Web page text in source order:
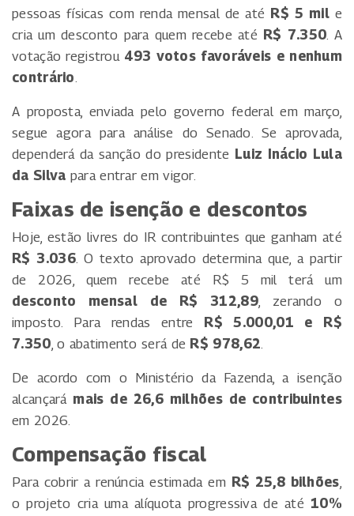
pessoas físicas com renda mensal de até R$ 5 mile
cria um desconto para quem recebe até R$ 7.350. A
votação registrou 493 votos favoráveis e nenhum
contrário.
A proposta, enviada pelo governo federal em março,
segue agora para análise do Senado. Se aprovada,
dependerá da sanção do presidente Luiz Inácio Lula
da Silva para entrar em vigor.
Faixas de isenção e descontos
Hoje, estão livres do IR contribuintes que ganham até
R$ 3.036. O texto aprovado determina que, a partir
de 2026, quem recebe até R$ 5 mil terá um
desconto mensal de R$ 312,89, zerando o
imposto. Para rendas entre
R$ 5.000,01 e R$
7.350, o abatimento será de R$ 978,62.
De acordo com o Ministério da Fazenda, a isenção
alcançará mais de 26,6 milhões de contribuintes
em 2026.
Compensação fiscal
Para cobrir a renúncia estimada em R$ 25,8 bilhões,
o projeto cria uma alíquota progressiva de até10%